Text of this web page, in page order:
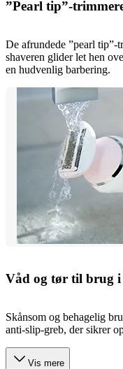
”Pearl tip”-
De afrundede ”pearl
shaveren glider let hen
en hudvenlig barbering.
Våd og tør til brug i
Skånsom og behagelig
anti-slip-greb, der sikrer
Vis mere